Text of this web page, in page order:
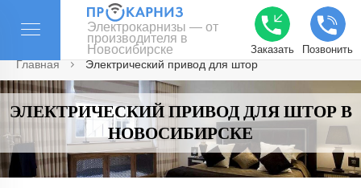
Электрокарнизы — от
производителя в
Новосибирске
Заказать Позвонить
Главная Электрический привод для штор
ЭЛЕКТРИЧЕСКИЙ ПРИВОД ДЛЯ ШТОР В
НОВОСИБИРСКЕ